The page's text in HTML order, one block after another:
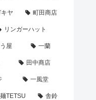
キヤ 町田商店
リンガーハット
屋 一蘭
田中商店
一風堂
TETSU 舎鈴